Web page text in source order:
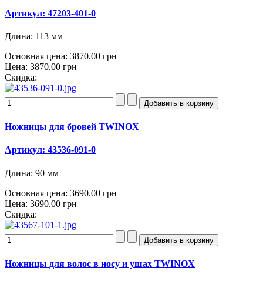
Артикул: 47203-401-0
Длина: 113 мм
Основная цена: 3870.00 грн
Цена: 3870.00 грн
Скидка:
Ножницы для бровей TWINOX
Артикул: 43536-091-0
Длина: 90 мм
Основная цена: 3690.00 грн
Цена: 3690.00 грн
Скидка:
Ножницы для волос в носу и ушах TWINOX